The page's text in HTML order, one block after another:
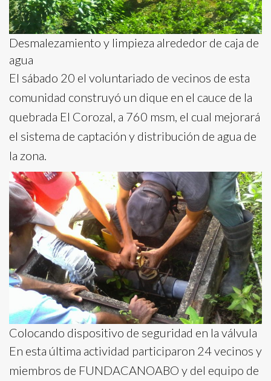
Desmalezamiento y limpieza alrededor de caja de
agua
El sábado 20 el voluntariado de vecinos de esta
comunidad construyó un dique en el cauce de la
quebrada El Corozal, a 760 msm, el cual mejorará
el sistema de captación y distribución de agua de
la zona.
Colocando dispositivo de seguridad en la válvula
En esta última actividad participaron 24 vecinos y
miembros de FUNDACANOABO y del equipo de